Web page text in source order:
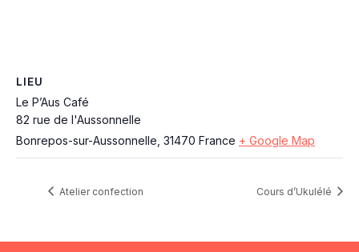
LIEU
Le P’Aus Café
82 rue de l'Aussonnelle
Bonrepos-sur-Aussonnelle 31470 France + Google Map
Atelier confection Cours d’Ukulélé